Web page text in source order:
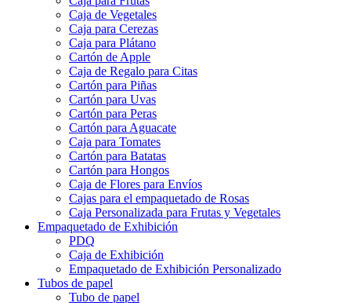
Caja de Vegetales
Caja para Cerezas
Caja para Plátano
Cartón de Apple
Caja de Regalo para Citas
Cartón para Piñas
Cartón para Uvas
Cartón para Peras
Cartón para Aguacate
Caja para Tomates
Cartón para Batatas
Cartón para Hongos
Caja de Flores para Envíos
Cajas para el empaquetado de Rosas
Caja Personalizada para Frutas y Vegetales
Empaquetado de Exhibición
PDQ
Caja de Exhibición
Empaquetado de Exhibición Personalizado
Tubos de papel
Tubo de papel